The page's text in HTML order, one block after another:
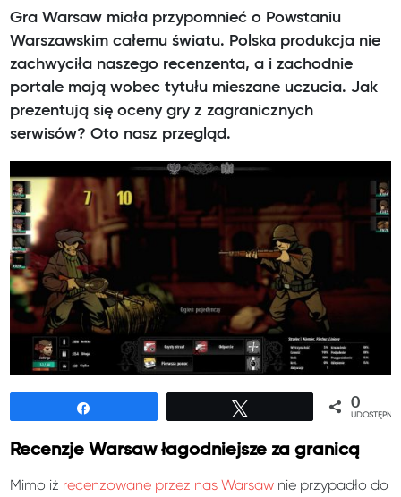
Gra Warsaw miała przypomnieć o Powstaniu
Warszawskim całemu światu. Polska produkcja nie
zachwyciła naszego recenzenta, a i zachodnie
portale mają wobec tytułu mieszane uczucia. Jak
prezentują się oceny gry z zagranicznych
serwisów? Oto nasz przegląd.
0
Recenzje Warsaw łagodniejsze za granicą
Mimo iż recenzowane przez nas Warsaw nie przypadło do